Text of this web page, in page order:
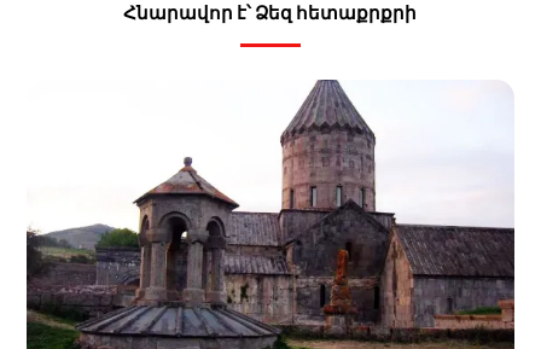
Հնարավոր է՝ Ձեզ հետաքրքրի